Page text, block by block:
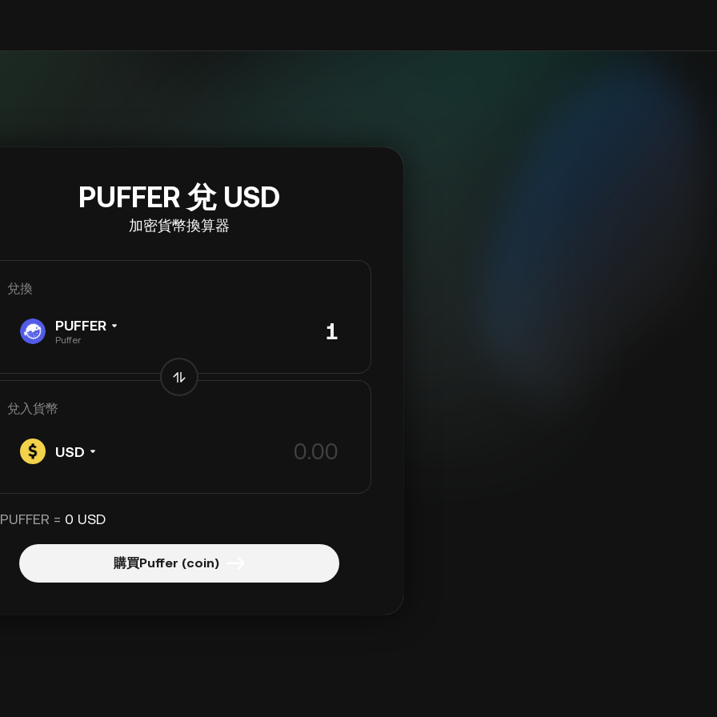
PUFFER 兌 USD
加密貨幣換算器
兌換
PUFFER
Puffer
兌入貨幣
USD
= 0 USD
購買Puffer (coin)